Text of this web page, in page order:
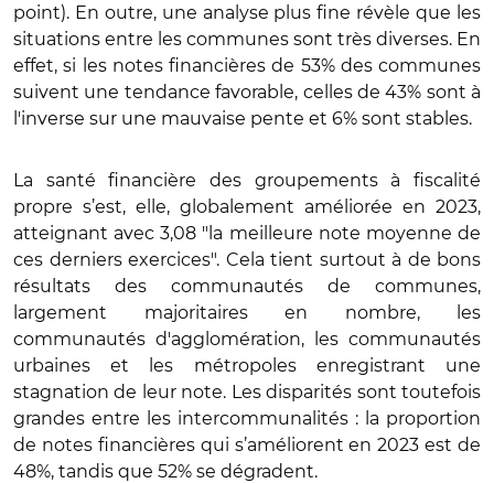
point). En outre, une analyse plus fine révèle que les
situations entre les communes sont très diverses. En
effet, si les notes financières de 53% des communes
suivent une tendance favorable, celles de 43% sont à
l'inverse sur une mauvaise pente et 6% sont stables.
La santé financière des groupements à fiscalité
propre s’est, elle, globalement améliorée en 2023,
atteignant avec 3,08 "la meilleure note moyenne de
ces derniers exercices". Cela tient surtout à de bons
résultats des communautés de communes,
largement majoritaires en nombre, les
communautés d'agglomération, les communautés
urbaines et les métropoles enregistrant une
stagnation de leur note. Les disparités sont toutefois
grandes entre les intercommunalités : la proportion
de notes financières qui s’améliorent en 2023 est de
48%, tandis que 52% se dégradent.